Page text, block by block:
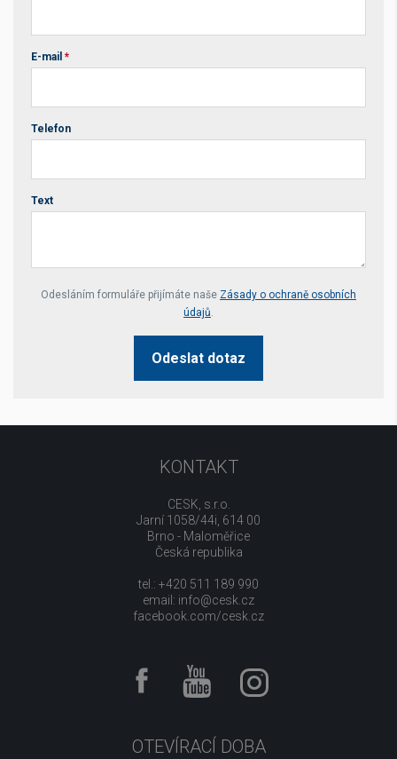
E-mail *
Telefon
Text
Your website *
Odesláním formuláře přijímáte naše Zásady o ochraně osobních
údajů.
Odeslat dotaz
KONTAKT
CESK, s.r.o.
Jarní 1058/44i, 614 00
Brno - Maloměřice
Česká republika
tel.: +420 511 189 990
email: info@cesk.cz
facebook.com/cesk.cz
OTEVÍRACÍ DOBA